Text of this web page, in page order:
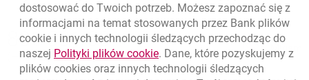
Nawigacja dolna
Zadzwoń do nas
801 331 331
(+48) 22 598 40 40
Migam
dostosować do Twoich potrzeb. Możesz zapoznać się z
informacjami na temat stosowanych przez Bank plików
cookie i innych technologii śledzących przechodząc do
naszej Polityki plików cookielink otwiera się w nowym oknie
. Dane, które pozyskujemy z
plików cookies oraz innych technologii śledzących